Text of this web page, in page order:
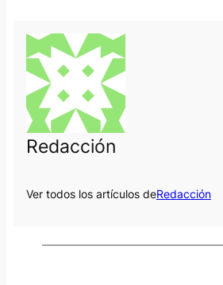
Redacción
Ver todos los artículos deRedacción